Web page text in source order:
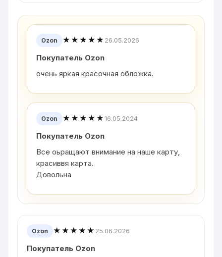
Ozon ★★★★★ 26.05.2026
Покупатель Ozon
очень яркая красочная обложка.
Ozon ★★★★★16.05.2024
Покупатель Ozon
Все оьращают внимание на наше карту,
красиввя карта.
Довольна
Ozon ★★★★★ 25.06.2026
Покупатель Ozon